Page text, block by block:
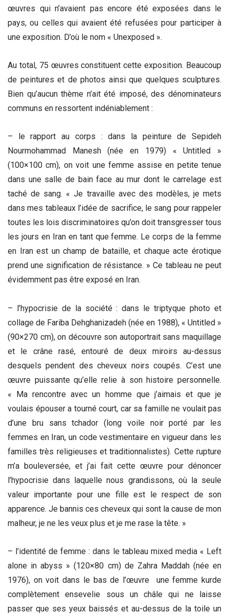
œuvres qui n’avaient pas encore été exposées dans le
pays, ou celles qui avaient été refusées pour participer à
une exposition. D’où le nom « Unexposed ».
Au total, 75 œuvres constituent cette exposition. Beaucoup
de peintures et de photos ainsi que quelques sculptures.
Bien qu’aucun thème n’ait été imposé, des dénominateurs
communs en ressortent indéniablement :
– le rapport au corps : dans la peinture de Sepideh
Nourmohammad Manesh (née en 1979) « Untitled »
(100×100 cm), on voit une femme assise en petite tenue
dans une salle de bain face au mur dont le carrelage est
taché de sang. « Je travaille avec des modèles, je mets
dans mes tableaux l’idée de sacrifice, le sang pour rappeler
toutes les lois discriminatoires qu’on doit transgresser tous
les jours en Iran en tant que femme. Le corps de la femme
en Iran est un champ de bataille, et chaque acte érotique
prend une signification de résistance. » Ce tableau ne peut
évidemment pas être exposé en Iran.
– l’hypocrisie de la société : dans le triptyque photo et
collage de Fariba Dehghanizadeh (née en 1988), « Untitled »
(90×270 cm), on découvre son autoportrait sans maquillage
et le crâne rasé, entouré de deux miroirs au-dessus
desquels pendent des cheveux noirs coupés. C’est une
œuvre puissante qu’elle relie à son histoire personnelle.
« Ma rencontre avec un homme que j’aimais et que je
voulais épouser a tourné court, car sa famille ne voulait pas
d’une bru sans tchador (long voile noir porté par les
femmes en Iran, un code vestimentaire en vigueur dans les
familles très religieuses et traditionnalistes). Cette rupture
m’a bouleversée, et j’ai fait cette œuvre pour dénoncer
l’hypocrisie dans laquelle nous grandissons, où la seule
valeur importante pour une fille est le respect de son
apparence. Je bannis ces cheveux qui sont la cause de mon
malheur, je ne les veux plus et je me rase la tête. »
– l’identité de femme : dans le tableau mixed media « Left
alone in abyss » (120×80 cm) de Zahra Maddah (née en
1976), on voit dans le bas de l’œuvre une femme kurde
complètement ensevelie sous un châle qui ne laisse
passer que ses yeux baissés et au-dessus de la toile un